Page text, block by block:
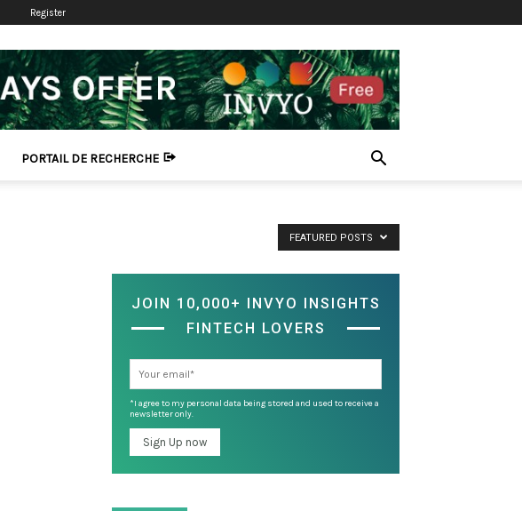
Register
PORTAIL DE RECHERCHE
FEATURED POSTS
JOIN 10,000+ INVYO INSIGHTS
FINTECH LOVERS
*I agree to my personal data being stored and used to receive a
newsletter only.